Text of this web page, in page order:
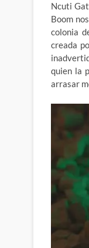
Ncuti
Boom
colonia
creada
quien la
arrasar